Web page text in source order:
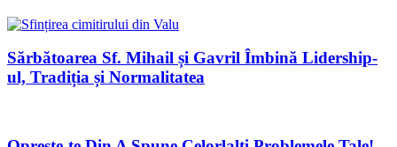
Sărbătoarea Sf. Mihail și Gavril Îmbină Lidership-
ul, Tradiția și Normalitatea